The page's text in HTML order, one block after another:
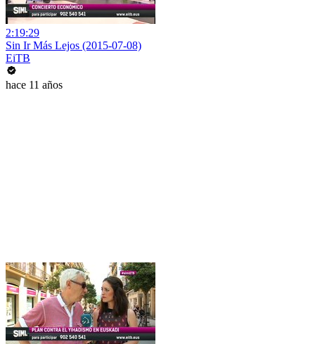
2:19:29
Sin Ir Más Lejos (2015-07-08)
EiTB
hace 11 años